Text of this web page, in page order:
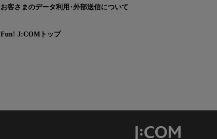
お客さまのデータ利用･外部送信について
Fun! J:COMトップ